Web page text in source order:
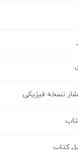
نسخه فیزیکی
کتاب